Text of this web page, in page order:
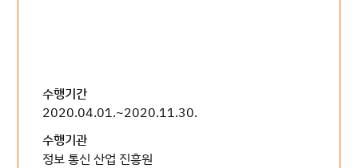
수행기간
2020.04.01.~2020.11.30.
수행기관
정보 통신 산업 진흥원